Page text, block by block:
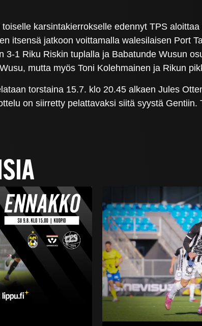
karsintakierrokselle edennyt TPS
itsensä jatkoon voittamalla walesilaisen Port
3-1 Riku Riskin tuplalla ja Babatunde Wusun
mutta myös Toni Kolehmainen ja Rikun
torstaina 15.7. klo 20.45 alkaen Jules
on siirretty pelattavaksi siitä syystä